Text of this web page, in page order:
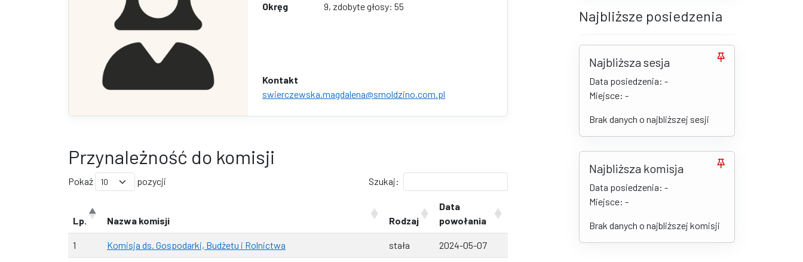
Okręg
9, zdobyte głosy: 55
Kontakt
swierczewska.magdalena@smoldzino.com.pl
Przynależność do komisji
Pokaż pozycji Szukaj:
Lp. Nazwa komisji Rodzaj
Data
powołania
1 Komisja ds. Gospodarki, Budżetu i Rolnictwa stała 2024-05-07
Najbliższe posiedzenia
Najbliższa sesja
Data posiedzenia: -
Miejsce: -
Brak danych o najbliższej sesji
Najbliższa komisja
Data posiedzenia: -
Miejsce: -
Brak danych o najbliższej komisji